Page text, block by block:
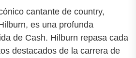
cantante de country,
es una profunda
de Cash. Hilburn repasa cada
destacados de la carrera de